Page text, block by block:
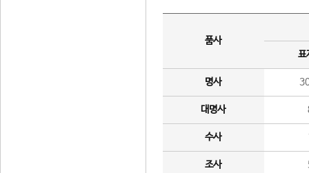
품사
표
명사
대명사
수사
조사